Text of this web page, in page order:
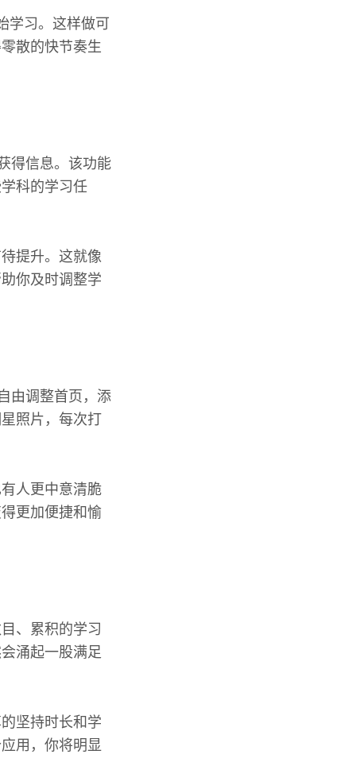
学习。这样做可
散的快节奏生
得信息。该功能
科的学习任
提升。这就像
你及时调整学
由调整首页，添
照片，每次打
人更中意清脆
更加便捷和愉
、累积的学习
涌起一股满足
坚持时长和学
用，你将明显